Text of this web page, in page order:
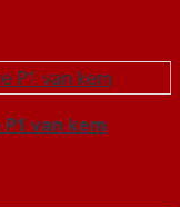
van kem